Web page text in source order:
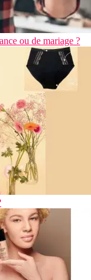
ou de mariage ?